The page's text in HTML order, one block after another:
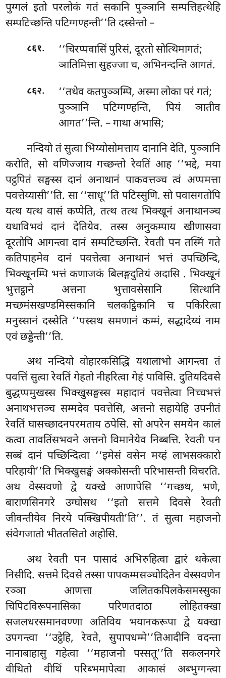
पुग्गलं इतो परलोकं गतं सकानि पुञ्ञानि सम्पत्तिहत्थेहि
सम्पटिच्छन्ति पटिग्गण्हन्ती’’ति दस्सेन्तो –
८६१.
‘‘चिरप्पवासिं पुरिसं, दूरतो सोत्थिमागतं;
ञातिमित्ता सुहज्जा च, अभिनन्दन्ति आगतं.
८६२.
‘‘तथेव कतपुञ्ञम्पि, अस्मा लोका परं गतं;
पुञ्ञानि पटिग्गण्हन्ति, पियं ञातीव
आगत’’न्ति. – गाथा अभासि;
नन्दियोतं सुत्वा भिय्योसोमत्ताय दानानि देति, पुञ्ञानि
करोति, सो वणिज्जाय गच्छन्तो रेवतिं आह ‘‘भद्दे, मया
पट्ठपितं सङ्घस्स दानं अनाथानं पाकवत्तञ्च त्वं अप्पमत्ता
पवत्तेय्यासी’’ति. सा ‘‘साधू’’ति पटिस्सुणि. सो पवासगतोपि
यत्थ यत्थ वासं कप्पेति, तत्थ तत्थ भिक्खूनं अनाथानञ्च
यथाविभवं दानं देतियेव. तस्स अनुकम्पाय खीणासवा
दूरतोपि आगन्त्वा दानं सम्पटिच्छन्ति. रेवती पन तस्मिं गते
कतिपाहमेव दानं पवत्तेत्वा अनाथानं भत्तं उपच्छिन्दि,
भिक्खूनम्पि भत्तं कणाजकं बिलङ्गदुतियं अदासि . भिक्खूनं
भुत्तट्ठाने अत्तना भुत्तावसेसानि सित्थानि
मच्छमंसखण्डमिस्सकानि चलकट्ठिकानि च पकिरित्वा
मनुस्सानं दस्सेति ‘‘पस्सथ समणानं कम्मं, सद्धादेय्यं नाम
एवं छड्डेन्ती’’ति.
अथ नन्दियो वोहारकसिद्धि यथालाभो आगन्त्वा तं
पवत्तिं सुत्वा रेवतिं गेहतो नीहरित्वा गेहं पाविसि. दुतियदिवसे
बुद्धप्पमुखस्स भिक्खुसङ्घस्स महादानं पवत्तेत्वा निच्चभत्तं
अनाथभत्तञ्च सम्मदेव पवत्तेसि, अत्तनो सहायेहि उपनीतं
रेवतिं घासच्छादनपरमताय ठपेसि. सो अपरेन समयेन कालं
कत्वा तावतिंसभवने अत्तनो विमानेयेव निब्बत्ति. रेवती पन
सब्बं दानं पच्छिन्दित्वा ‘‘इमेसं वसेन मय्हं लाभसक्कारो
परिहायी’’ति भिक्खुसङ्घं अक्कोसन्ती परिभासन्ती विचरति.
अथ वेस्सवणो द्वे यक्खे आणापेसि ‘‘गच्छथ, भणे,
बाराणसिनगरे उग्घोसथ ‘‘इतो सत्तमे दिवसे रेवती
जीवन्तीयेव निरये पक्खिपीयती’ति’’. तं सुत्वा महाजनो
संवेगजातो भीततसितो अहोसि.
अथ रेवती पन पासादं अभिरुहित्वा द्वारं थकेत्वा
निसीदि. सत्तमे दिवसे तस्सा पापकम्मसञ्चोदितेन वेस्सवणेन
रञ्ञा आणत्ता जलितकपिलकेसमस्सुका
चिपिटविरूपनासिका परिणतदाठा लोहितक्खा
सजलधरसमानवण्णाअतिविय भयानकरूपा द्वे यक्खा
उपगन्त्वा ‘‘उट्ठेहि, रेवते, सुपापधम्मे’’तिआदीनि वदन्ता
नानाबाहासु गहेत्वा ‘‘महाजनो पस्सतू’’ति सकलनगरे
वीथितो वीथिं परिब्भमापेत्वा आकासं अब्भुग्गन्त्वा